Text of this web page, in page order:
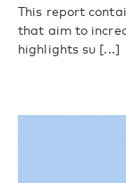
This report
that aim to
highlights su [...]